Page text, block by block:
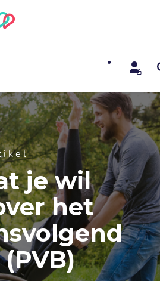
je wil
het